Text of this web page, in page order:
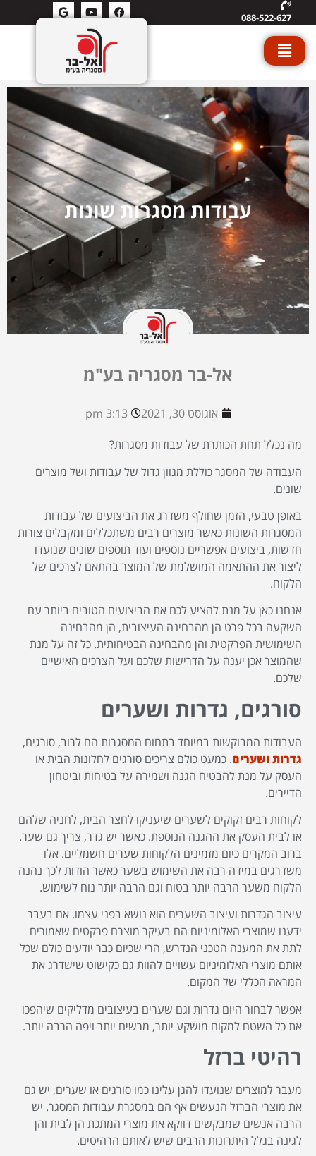
088-522-627
עבודות מסגרות שונות
אל-בר מסגריה בע"מ
אוגוסט 30, 2021
3:13 pm
מה נכלל תחת הכותרת של עבודות מסגרות?
העבודה של המסגר כוללת מגוון גדול של עבודות ושל מוצרים
שונים.
באופן טבעי, הזמן שחולף משדרג את הביצועים של עבודות
המסגרות השונות כאשר מוצרים רבים משתכללים ומקבלים צורות
חדשות, ביצועים אפשריים נוספים ועוד תוספים שונים שנועדו
ליצור את ההתאמה המושלמת של המוצר בהתאם לצרכים של
הלקוח.
אנחנו כאן על מנת להציע לכם את הביצועים הטובים ביותר עם
השקעה בכל פרט הן מהבחינה העיצובית, הן מהבחינה
השימושית הפרקטית והן מהבחינה הבטיחותית. כל זה על מנת
שהמוצר אכן יענה על הדרישות שלכם ועל הצרכים האישיים
שלכם.
סורגים, גדרות ושערים
העבודות המבוקשות במיוחד בתחום המסגרות הם לרוב, סורגים,
גדרות ושערים. כמעט כולם צריכים סורגים לחלונות הבית או
העסק על מנת להבטיח הגנה ושמירה על בטיחות וביטחון
הדיירים.
לקוחות רבים זקוקים לשערים שיעניקו לחצר הבית, לחניה שלהם
או לבית העסק את ההגנה הנוספת. כאשר יש גדר, צריך גם שער.
ברוב המקרים כיום מזמינים הלקוחות שערים חשמליים. אלו
משדרגים במידה רבה את השימוש בשער כאשר הודות לכך נהנה
הלקוח משער הרבה יותר בטוח וגם הרבה יותר נוח לשימוש.
עיצוב הגדרות ועיצוב השערים הוא נושא בפני עצמו. אם בעבר
ידענו שמוצרי האלומיניום הם בעיקר מוצרם פרקטים שאמורים
לתת את המענה הטכני הנדרש, הרי שכיום כבר יודעים כולם שכל
אותם מוצרי האלומיניום עשויים להוות גם כקישוט שישדרג את
המראה הכללי של המקום.
אפשר לבחור היום גדרות וגם שערים בעיצובים מדליקים שיהפכו
את כל השטח למקום מושקע יותר, מרשים יותר ויפה הרבה יותר.
רהיטי ברזל
מעבר למוצרים שנועדו להגן עלינו כמו סורגים או שערים, יש גם
את מוצרי הברזל הנעשים אף הם במסגרת עבודות המסגר. יש
הרבה אנשים שמבקשים דווקא את מוצרי המתכת הן לבית והן
לגינה בגלל היתרונות הרבים שיש לאותם הרהיטים.